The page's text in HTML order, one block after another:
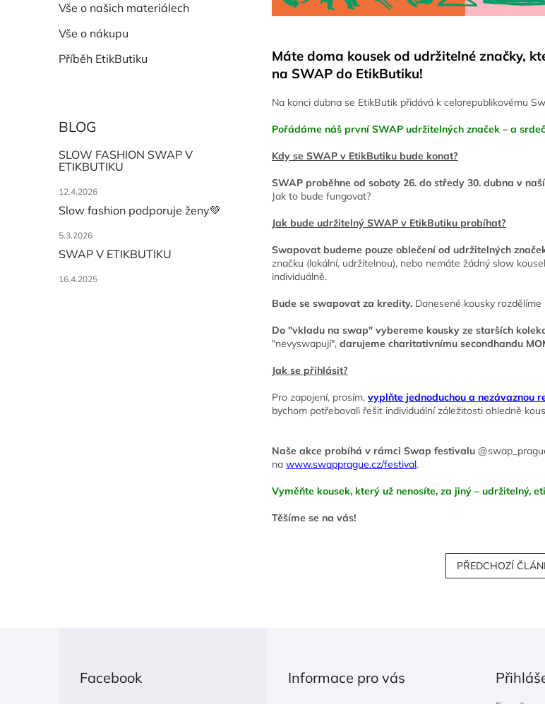
Vše o našich materiálech
Vše o nákupu
Příběh EtikButiku
BLOG
SLOW FASHION SWAP V
ETIKBUTIKU
12.4.2026
Slow fashion podporuje ženy💚
5.3.2026
SWAP V ETIKBUTIKU
16.4.2025
Máte doma kousek od udržitelné značky,
na SWAP do EtikButiku!
Na konci dubna se EtikButik přidává k celorepublikovému
Pořádáme náš první SWAP udržitelných značek – a
Kdy se SWAP v EtikButiku bude konat?
SWAP proběhne od soboty 26. do středy 30. dubna v
Jak to bude fungovat?
Jak bude udržitelný SWAP v EtikButiku probíhat?
Swapovat budeme pouze oblečení od udržitelných
značku (lokální, udržitelnou), nebo nemáte žádný slow
individuálně.
Bude se swapovat za kredity. Donesené kousky
Do "vkladu na swap" vybereme kousky ze starších
"nevyswapují", darujeme charitativnímu secondhandu
Jak se přihlásit?
Pro zapojení, prosím, vyplňte jednoduchou a nezávaznou
bychom potřebovali řešit individuální záležitosti ohledně
Naše akce probíhá v rámci Swap festivalu
na www.swapprague.cz/festival.
Vyměňte kousek, který už nenosíte, za jiný – udržitelný,
Těšíme se na vás!
PŘEDCHOZÍ
Facebook Informace pro vás